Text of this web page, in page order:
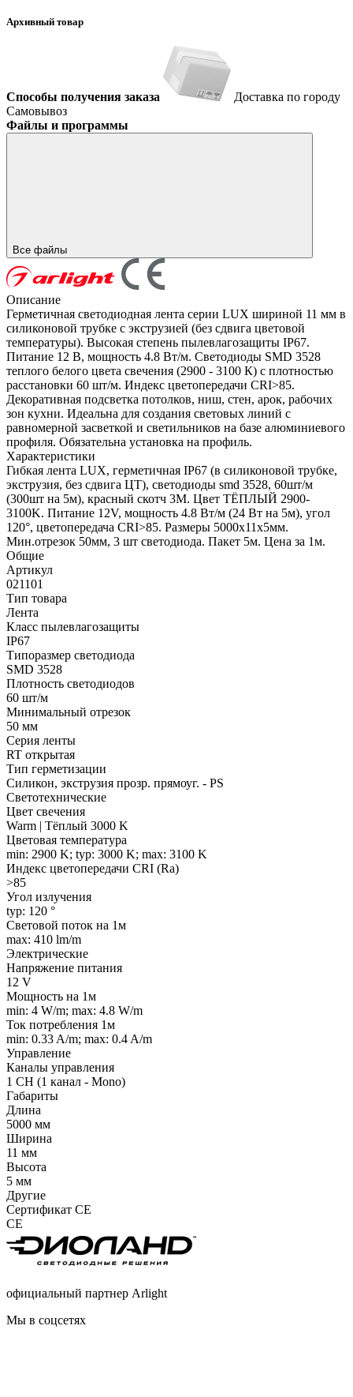
Архивный товар
Способы получения заказа
Доставка по городу
Самовывоз
Файлы и программы
Все файлы
Описание
Герметичная светодиодная лента серии LUX шириной 11 мм в
силиконовой трубке с экструзией (без сдвига цветовой
температуры). Высокая степень пылевлагозащиты IP67.
Питание 12 В, мощность 4.8 Вт/м. Светодиоды SMD 3528
теплого белого цвета свечения (2900 - 3100 К) с плотностью
расстановки 60 шт/м. Индекс цветопередачи CRI>85.
Декоративная подсветка потолков, ниш, стен, арок, рабочих
зон кухни. Идеальна для создания световых линий с
равномерной засветкой и светильников на базе алюминиевого
профиля. Обязательна установка на профиль.
Характеристики
Гибкая лента LUX, герметичная IP67 (в силиконовой трубке,
экструзия, без сдвига ЦТ), светодиоды smd 3528, 60шт/м
(300шт на 5м), красный скотч 3М. Цвет ТЁПЛЫЙ 2900-
3100K. Питание 12V, мощность 4.8 Вт/м (24 Вт на 5м), угол
120°, цветопередача CRI>85. Размеры 5000х11x5мм.
Мин.отрезок 50мм, 3 шт светодиода. Пакет 5м. Цена за 1м.
Общие
Артикул
021101
Тип товара
Лента
Класс пылевлагозащиты
IP67
Типоразмер светодиода
SMD 3528
Плотность светодиодов
60 шт/м
Минимальный отрезок
50 мм
Серия ленты
RT открытая
Тип герметизации
Силикон, экструзия прозр. прямоуг. - PS
Светотехнические
Цвет свечения
Warm | Тёплый 3000 K
Цветовая температура
min: 2900 K; typ: 3000 K; max: 3100 K
Индекс цветопередачи CRI (Ra)
>85
Угол излучения
typ: 120 °
Световой поток на 1м
max: 410 lm/m
Электрические
Напряжение питания
12 V
Мощность на 1м
min: 4 W/m; max: 4.8 W/m
Ток потребления 1м
min: 0.33 A/m; max: 0.4 A/m
Управление
Каналы управления
1 CH (1 канал - Mono)
Габариты
Длина
5000 мм
Ширина
11 мм
Высота
5 мм
Другие
Сертификат CE
CE
официальный партнер Arlight
Мы в соцсетях